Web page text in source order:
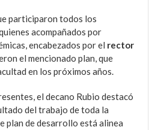
participaron todos los
acompañados por
encabezados por el rector
el mencionado plan, que
en los próximos años.
el decano Rubio destacó
del trabajo de toda la
plan de desarrollo está alinea